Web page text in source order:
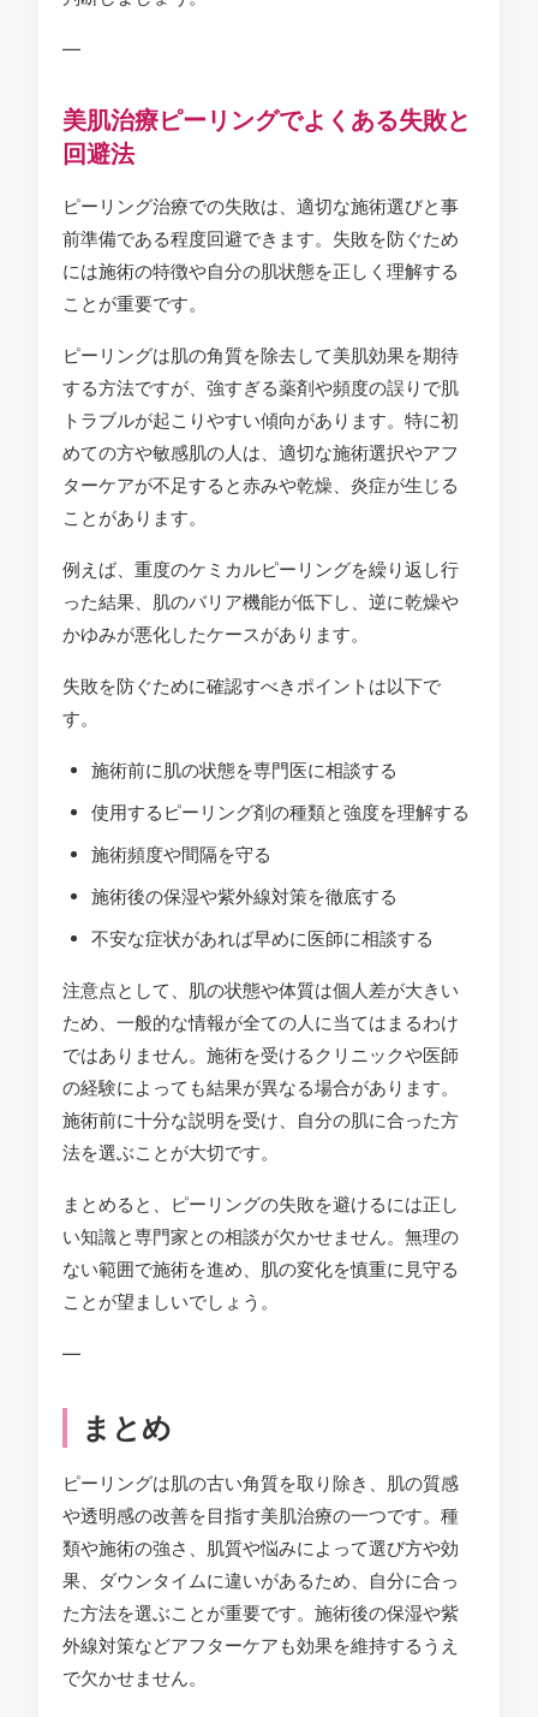
—
美肌治療ピーリングでよくある失敗と
回避法
ピーリング治療での失敗は、適切な施術選びと事
前準備である程度回避できます。失敗を防ぐため
には施術の特徴や自分の肌状態を正しく理解する
ことが重要です。
ピーリングは肌の角質を除去して美肌効果を期待
する方法ですが、強すぎる薬剤や頻度の誤りで肌
トラブルが起こりやすい傾向があります。特に初
めての方や敏感肌の人は、適切な施術選択やアフ
ターケアが不足すると赤みや乾燥、炎症が生じる
ことがあります。
例えば、重度のケミカルピーリングを繰り返し行
った結果、肌のバリア機能が低下し、逆に乾燥や
かゆみが悪化したケースがあります。
失敗を防ぐために確認すべきポイントは以下で
す。
施術前に肌の状態を専門医に相談する
使用するピーリング剤の種類と強度を理解する
施術頻度や間隔を守る
施術後の保湿や紫外線対策を徹底する
不安な症状があれば早めに医師に相談する
注意点として、肌の状態や体質は個人差が大きい
ため、一般的な情報が全ての人に当てはまるわけ
ではありません。施術を受けるクリニックや医師
の経験によっても結果が異なる場合があります。
施術前に十分な説明を受け、自分の肌に合った方
法を選ぶことが大切です。
まとめると、ピーリングの失敗を避けるには正し
い知識と専門家との相談が欠かせません。無理の
ない範囲で施術を進め、肌の変化を慎重に見守る
ことが望ましいでしょう。
—
まとめ
ピーリングは肌の古い角質を取り除き、肌の質感
や透明感の改善を目指す美肌治療の一つです。種
類や施術の強さ、肌質や悩みによって選び方や効
果、ダウンタイムに違いがあるため、自分に合っ
た方法を選ぶことが重要です。施術後の保湿や紫
外線対策などアフターケアも効果を維持するうえ
で欠かせません。